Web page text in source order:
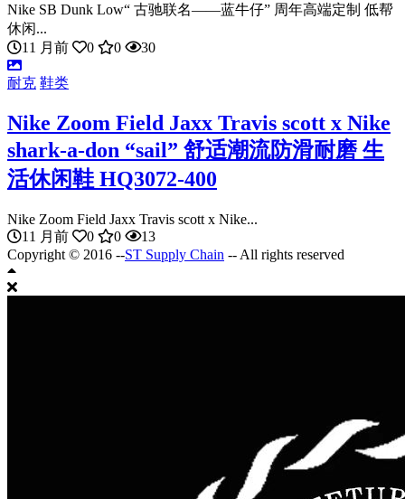
Nike SB Dunk Low“ 古驰联名——蓝牛仔” 周年高端定制 低帮
休闲...
11 月前
0 0 30
耐克 鞋类
Nike Zoom Field Jaxx Travis scott x Nike
shark-a-don “sail” 舒适潮流防滑耐磨 生
活休闲鞋 HQ3072-400
Nike Zoom Field Jaxx Travis scott x Nike...
11 月前
0 0
13
Copyright © 2016 --ST Supply Chain -- All rights reserved